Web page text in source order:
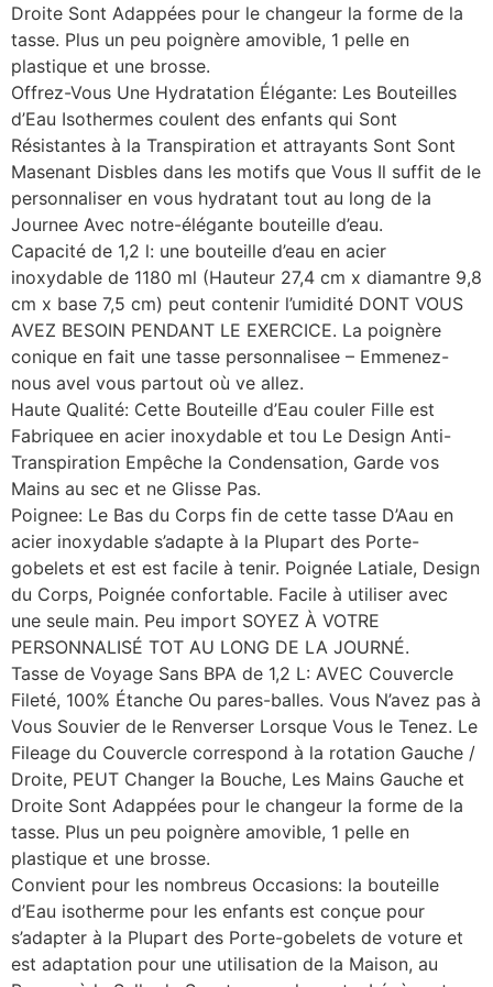
Droite Sont Adappées pour le changeur la forme de la
tasse. Plus un peu poignère amovible, 1 pelle en
plastique et une brosse.
Offrez-Vous Une Hydratation Élégante: Les Bouteilles
d’Eau Isothermes coulent des enfants qui Sont
Résistantes à la Transpiration et attrayants Sont Sont
Masenant Disbles dans les motifs que Vous Il suffit de le
personnaliser en vous hydratant tout au long de la
Journee Avec notre-élégante bouteille d’eau.
Capacité de 1,2 l: une bouteille d’eau en acier
inoxydable de 1180 ml (Hauteur 27,4 cm x diamantre 9,8
cm x base 7,5 cm) peut contenir l’umidité DONT VOUS
AVEZ BESOIN PENDANT LE EXERCICE. La poignère
conique en fait une tasse personnalisee – Emmenez-
nous avel vous partout où ve allez.
Haute Qualité: Cette Bouteille d’Eau couler Fille est
Fabriquee en acier inoxydable et tou Le Design Anti-
Transpiration Empêche la Condensation, Garde vos
Mains au sec et ne Glisse Pas.
Poignee: Le Bas du Corps fin de cette tasse D’Aau en
acier inoxydable s’adapte à la Plupart des Porte-
gobelets et est est facile à tenir. Poignée Latiale, Design
du Corps, Poignée confortable. Facile à utiliser avec
une seule main. Peu import SOYEZ À VOTRE
PERSONNALISÉ TOT AU LONG DE LA JOURNÉ.
Tasse de Voyage Sans BPA de 1,2 L: AVEC Couvercle
Fileté, 100% Étanche Ou pares-balles. Vous N’avez pas à
Vous Souvier de le Renverser Lorsque Vous le Tenez. Le
Fileage du Couvercle correspond à la rotation Gauche /
Droite, PEUT Changer la Bouche, Les Mains Gauche et
Droite Sont Adappées pour le changeur la forme de la
tasse. Plus un peu poignère amovible, 1 pelle en
plastique et une brosse.
Convient pour les nombreus Occasions: la bouteille
d’Eau isotherme pour les enfants est conçue pour
s’adapter à la Plupart des Porte-gobelets de voture et
est adaptation pour une utilisation de la Maison, au